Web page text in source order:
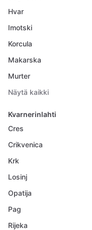
Hvar
Imotski
Korcula
Makarska
Murter
Näytä kaikki
Kvarnerinlahti
Cres
Crikvenica
Krk
Losinj
Opatija
Pag
Rijeka